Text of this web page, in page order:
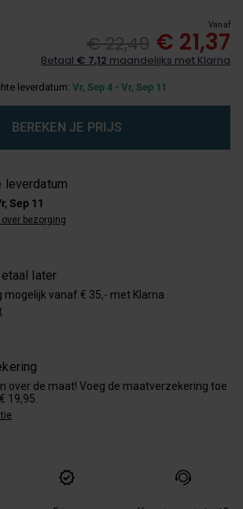
Vanaf
€ 22,49 € 21,37
Betaal € 7,12 maandelijks met Klarna
leverdatum: Vr, Sep 4 - Vr, Sep 11
BEREKEN JE PRIJS
leverdatum
Sep 11
bezorging
later
mogelijk vanaf € 35,- met Klarna
over de maat! Voeg de maatverzekering toe
19,95.